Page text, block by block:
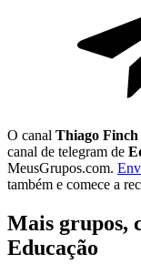
O canal Thiago Finch
canal de telegram de
MeusGrupos.com.
também e comece a
Mais grupos,
Educação